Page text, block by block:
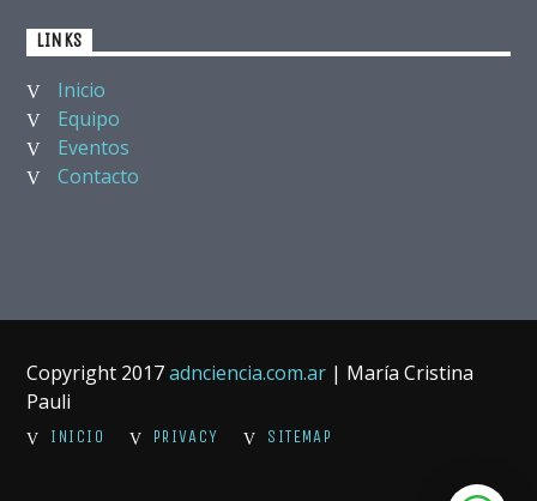
LINKS
Inicio
Equipo
Eventos
Contacto
Copyright 2017adnciencia.com.ar | María Cristina
Pauli
INICIO PRIVACY SITEMAP